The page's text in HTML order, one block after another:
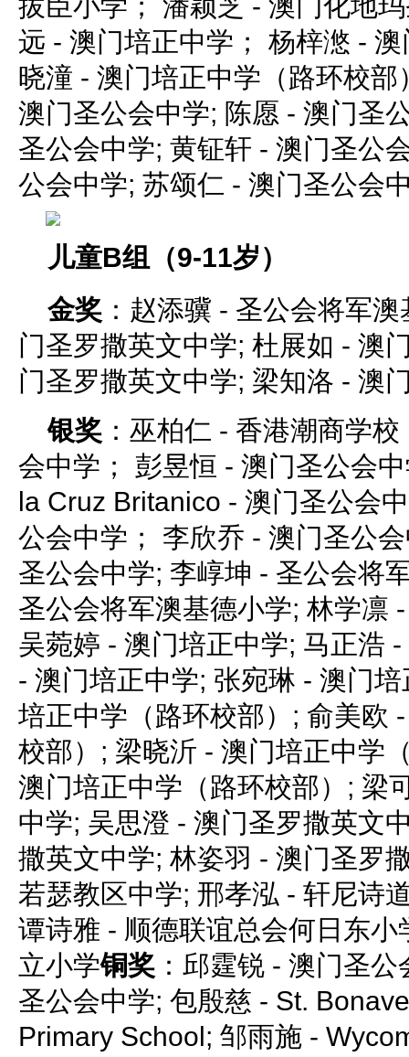
远 - 澳门培正中学； 杨梓滺 -
晓潼 - 澳门培正中学（路环校
澳门圣公会中学; 陈愿 - 澳门圣
圣公会中学; 黄钲轩 - 澳门圣公
公会中学; 苏颂仁 - 澳门圣公会
儿童B组（9-11岁）
金奖 ：赵添骥 - 圣公会将军
门圣罗撒英文中学; 杜展如 - 澳
门圣罗撒英文中学; 梁知洛 - 澳
银奖 ：巫柏仁 - 香港潮商学
会中学； 彭昱恒 - 澳门圣公会
la Cruz Britanico - 澳门圣公会
公会中学； 李欣乔 - 澳门圣公
圣公会中学; 李崞坤 - 圣公会将
圣公会将军澳基德小学; 林学凛
吴菀婷 - 澳门培正中学; 马正浩
- 澳门培正中学; 张宛琳 - 澳门
培正中学（路环校部）; 俞美欧
校部）; 梁晓沂 - 澳门培正中学
澳门培正中学（路环校部）; 梁
中学; 吴思澄 - 澳门圣罗撒英文
撒英文中学; 林姿羽 - 澳门圣罗
若瑟教区中学; 邢孝泓 - 轩尼诗
谭诗雅 - 顺德联谊总会何日东
立小学铜奖 ：邱霆锐 - 澳门圣
圣公会中学; 包殷慈 - St.
Primary School; 邹雨施 -